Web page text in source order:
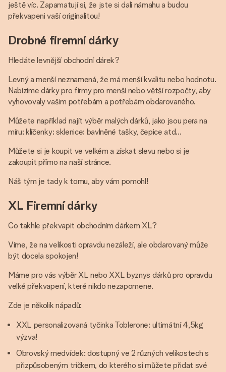
ještě víc. Zapamatují si, že jste si dali námahu a budou
překvapeni vaší originalitou!
Drobné firemní dárky
Hledáte levnější obchodní dárek?
Levný a menší neznamená, že má menší kvalitu nebo hodnotu.
Nabízíme dárky pro firmy pro menší nebo větší rozpočty, aby
vyhovovaly vašim potřebám a potřebám obdarovaného.
Můžete například najít výběr malých dárků, jako jsou pera na
míru; klíčenky; sklenice; bavlněné tašky, čepice atd...
Můžete si je koupit ve velkém a získat slevu nebo si je
zakoupit přímo na naší stránce.
Náš tým je tady k tomu, aby vám pomohl!
XL Firemní dárky
Co takhle překvapit obchodním dárkem XL?
Víme, že na velikosti opravdu nezáleží, ale obdarovaný může
být docela spokojen!
Máme pro vás výběr XL nebo XXL byznys dárků pro opravdu
velké překvapení, které nikdo nezapomene.
Zde je několik nápadů:
XXL personalizovaná tyčinka Toblerone: ultimátní 4,5kg
výzva!
Obrovský medvídek: dostupný ve 2 různých velikostech s
přizpůsobeným tričkem, do kterého si můžete přidat své